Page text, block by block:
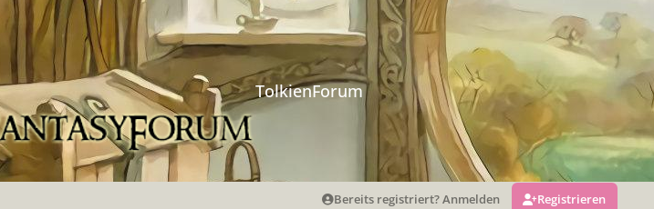
TolkienForum
Bereits registriert? Anmelden Registrieren